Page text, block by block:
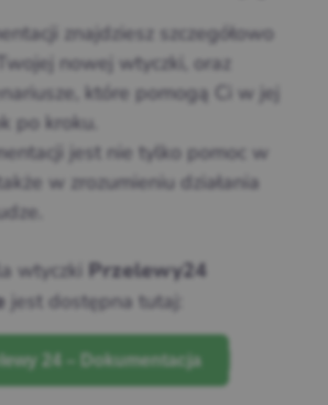
znajdziesz szczegółowo
nowej wtyczki, oraz
które pomogą Ci w jej
po kroku.
jest nie tylko pomoc w
w zrozumieniu działania
wtyczki
Przelewy24
jest dostępna tutaj:
24 – Dokumentacja